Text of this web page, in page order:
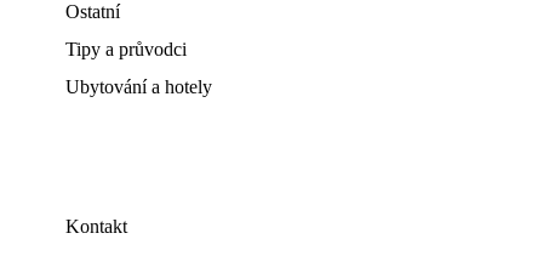
Ostatní
Tipy a průvodci
Ubytování a hotely
Kontakt